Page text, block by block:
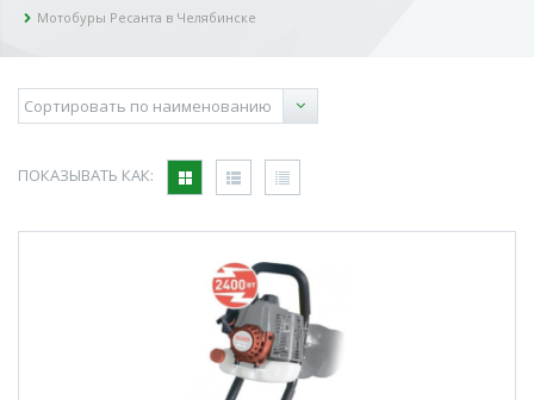
Мотобуры Ресанта в Челябинске
ПОКАЗЫВАТЬ КАК: